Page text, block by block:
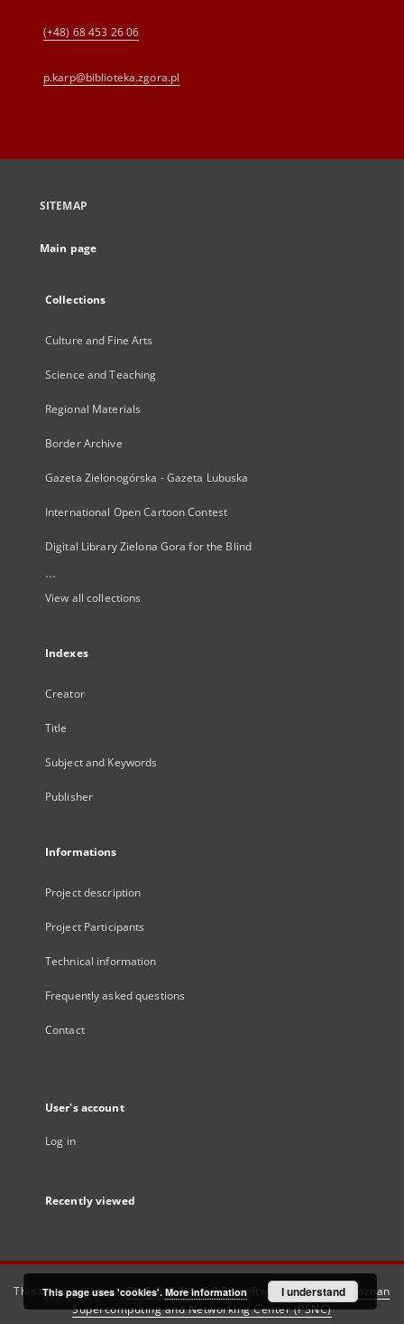
(+48) 68 453 26 06
p.karp@biblioteka.zgora.pl
SITEMAP
Main page
Collections
Culture and Fine Arts
Science and Teaching
Regional Materials
Border Archive
Gazeta Zielonogórska - Gazeta Lubuska
International Open Cartoon Contest
Digital Library Zielona Gora for the Blind
...
View all collections
Indexes
Creator
Title
Subject and Keywords
Publisher
Informations
Project description
Project Participants
Technical information
Frequently asked questions
Contact
User's account
Log in
Recently viewed
This service runs onDInGO dLibra 6.3.21software created by
Poznan
Supercomputing and Networking Center (PSNC)
This page uses 'cookies'. More information I understand